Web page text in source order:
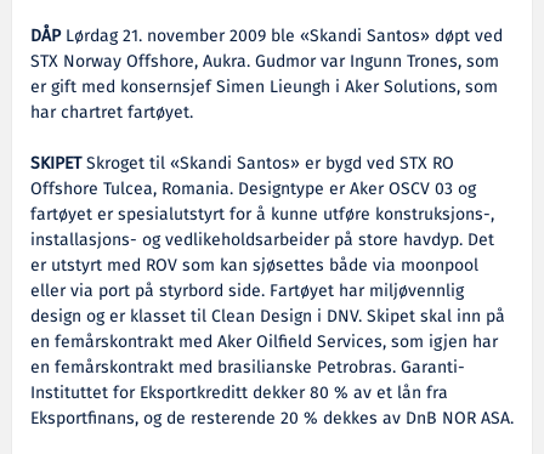
DÅPLørdag 21. november 2009 ble «Skandi Santos» døpt ved
STX Norway Offshore, Aukra. Gudmor var Ingunn Trones, som
er gift med konsernsjef Simen Lieungh i Aker Solutions, som
har chartret fartøyet.
SKIPETSkroget til «Skandi Santos» er bygd ved STX RO
Offshore Tulcea, Romania. Designtype er Aker OSCV 03 og
fartøyet er spesialutstyrt for å kunne utføre konstruksjons-,
installasjons- og vedlikeholdsarbeider på store havdyp. Det
er utstyrt med ROV som kan sjøsettes både via moonpool
eller via port på styrbord side. Fartøyet har miljøvennlig
design og er klasset til Clean Design i DNV. Skipet skal inn på
en femårskontrakt med Aker Oilfield Services, som igjen har
en femårskontrakt med brasilianske Petrobras. Garanti-
Instituttet for Eksportkreditt dekker 80 % av et lån fra
Eksportfinans, og de resterende 20 % dekkes av DnB NOR ASA.